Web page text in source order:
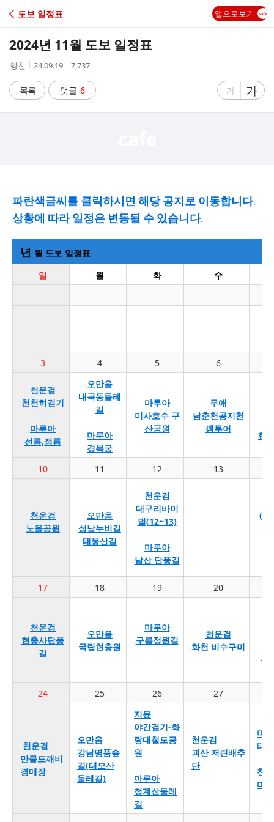
C
A
도보 일정표 앱으로보기
2024년 11월 도보 일정표
작
자
행친
작
시
간
24.09.19
조
수
7,737
목록 댓글 6
글
가
글
자
가
파란색글씨를 클릭하시면 해당 공지로 이동합니다.
상황에 따라 일정은 변동될 수 있습니다.
년 월 도보 일정표
일
월 화 수
3 4 5 6
천운검
천천히걷기
마루아
선릉,정릉
오만음
내곡동둘레
길
마루아
경복궁
마루아
미사호수 구
산공원
무애
남춘천공지천
팸투어
한
10 11 12 13
천운검
노을공원
오만음
성남누비길
태봉산길
천운검
대구리바이
벌(12~13)
마루아
남산 단풍길
17
18 19 20
천운검
현충사단풍
길
오만음
국립현충원
마루아
구름정원길
천운검
화천 비수구미
동
24 25 26 27
천운검
만물도깨비
경매장
오만음
강남명품숲
길(대모산
둘레길)
지윤
야간걷기-화
랑대철도공
원
마루아
청계산둘레
길
천운검
괴산 저린배추
단
마
태
천
마포